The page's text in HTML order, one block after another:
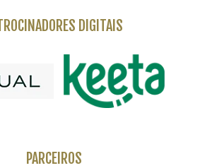
DIGITAIS
PARCEIROS